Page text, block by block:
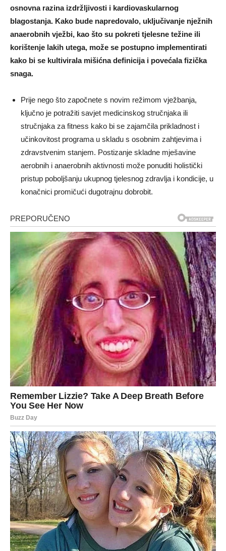
osnovna razina izdržljivosti i kardiovaskularnog
blagostanja. Kako bude napredovalo, uključivanje nježnih
anaerobnih vježbi, kao što su pokreti tjelesne težine ili
korištenje lakih utega, može se postupno implementirati
kako bi se kultivirala mišićna definicija i povećala fizička
snaga.
Prije nego što započnete s novim režimom vježbanja,
ključno je potražiti savjet medicinskog stručnjaka ili
stručnjaka za fitness kako bi se zajamčila prikladnost i
učinkovitost programa u skladu s osobnim zahtjevima i
zdravstvenim stanjem. Postizanje skladne mješavine
aerobnih i anaerobnih aktivnosti može ponuditi holistički
pristup poboljšanju ukupnog tjelesnog zdravlja i kondicije, u
konačnici promičući dugotrajnu dobrobit.